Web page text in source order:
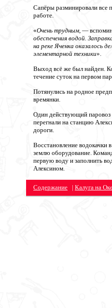
Сапёры разминировали все
работе.
«Очень трудным, —
обеспечения водой.
на реке Яченка оказалось
элементарной техники».
Выход всё же был найден.
течение суток на первом
Потянулись на родное
времянки.
Один действующий паровоз
перегнали на станцию
дороги.
Восстановление водокачки
землю оборудование.
первую воду и заполнить
Алексином.
Содержание | Калуга на